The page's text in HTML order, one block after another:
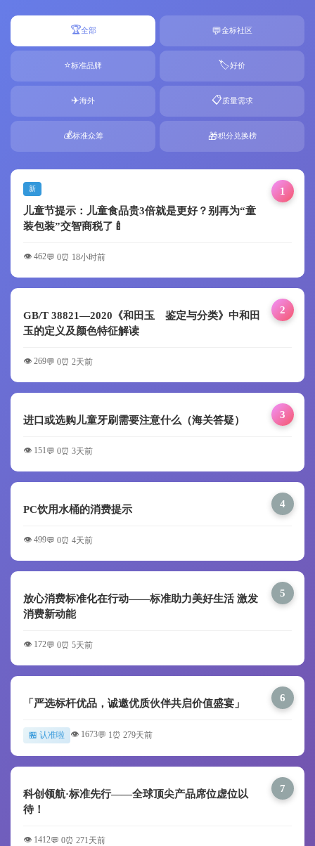
🏆全部 💬金标社区
⭐标准品牌 🏷️好价
✈️海外 📋 质量需求
💰标准众筹 🎁积分兑换榜
1
新
儿童节提示：儿童食品贵3倍就是更好？别再为“童
装包装”交智商税了🍼
👁️ 462💬 0⏰ 18小时前
2
GB/T 38821—2020《和田玉 鉴定与分类》中和田
玉的定义及颜色特征解读
👁️ 269💬 0⏰ 2天前
3
进口或选购儿童牙刷需要注意什么（海关答疑）
👁️ 151💬 0⏰ 3天前
4
PC饮用水桶的消费提示
👁️ 499💬 0⏰ 4天前
5
放心消费标准化在行动——标准助力美好生活 激发
消费新动能
👁️ 172💬 0⏰ 5天前
6
「严选标杆优品，诚邀优质伙伴共启价值盛宴」
🏪 认准啦 👁️ 1673💬 1⏰ 279天前
7
科创领航·标准先行——全球顶尖产品席位虚位以
待！
👁️ 1412💬 0⏰ 271天前